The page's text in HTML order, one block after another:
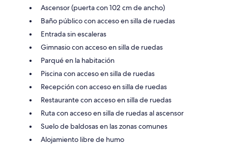
Ascensor (puerta con 102 cm de ancho)
Baño público con acceso en silla de ruedas
Entrada sin escaleras
Gimnasio con acceso en silla de ruedas
Parqué en la habitación
Piscina con acceso en silla de ruedas
Recepción con acceso en silla de ruedas
Restaurante con acceso en silla de ruedas
Ruta con acceso en silla de ruedas al ascensor
Suelo de baldosas en las zonas comunes
Alojamiento libre de humo